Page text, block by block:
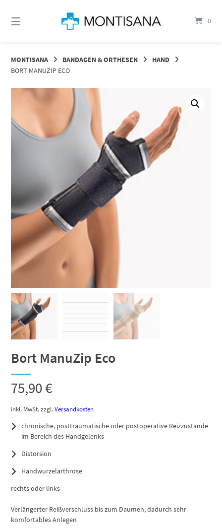
zum
0
MONTISANA BANDAGEN & ORTHESEN
HAND
BORT MANUZIP ECO
Bort ManuZip Eco
75,90€
inkl. MwSt. zzgl.Versandkosten
chronische, posttraumatische oder postoperative Reizzustände
im Bereich des Handgelenks
Distorsion
Handwurzelarthrose
rechts oder links
Verlängerter Reißverschluss bis zum Daumen, dadurch sehr
komfortables Anlegen